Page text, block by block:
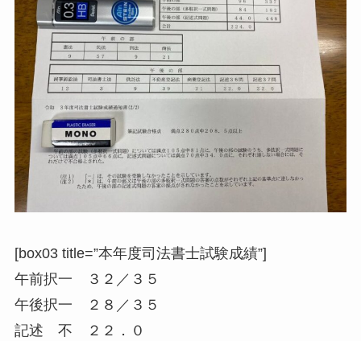
[box03 title=”本年度司法書士試験成績”]
午前択一 ３２／３５
午後択一 ２８／３５
記述 不 ２２．０